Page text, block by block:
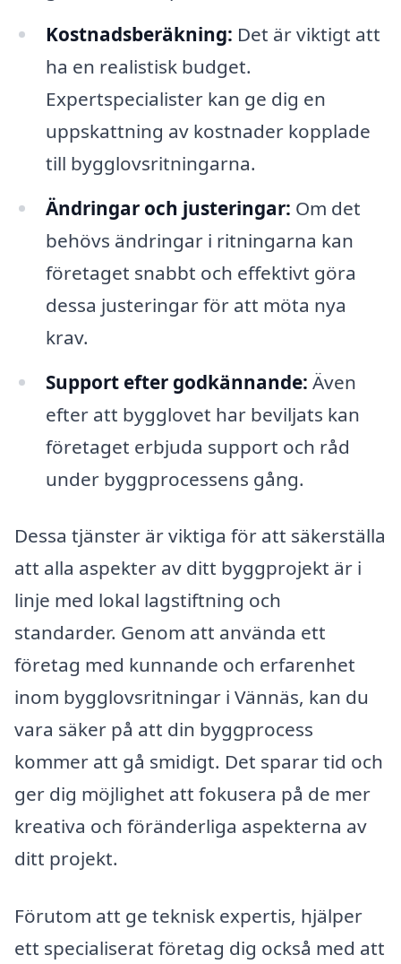
Kostnadsberäkning: Det är viktigt att
ha en realistisk budget.
Expertspecialister kan ge dig en
uppskattning av kostnader kopplade
till bygglovsritningarna.
Ändringar och justeringar: Om det
behövs ändringar i ritningarna kan
företaget snabbt och effektivt göra
dessa justeringar för att möta nya
krav.
Support efter godkännande: Även
efter att bygglovet har beviljats kan
företaget erbjuda support och råd
under byggprocessens gång.
Dessa tjänster är viktiga för att säkerställa
att alla aspekter av ditt byggprojekt är i
linje med lokal lagstiftning och
standarder. Genom att använda ett
företag med kunnande och erfarenhet
inom bygglovsritningar i Vännäs, kan du
vara säker på att din byggprocess
kommer att gå smidigt. Det sparar tid och
ger dig möjlighet att fokusera på de mer
kreativa och föränderliga aspekterna av
ditt projekt.
Förutom att ge teknisk expertis, hjälper
ett specialiserat företag dig också med att